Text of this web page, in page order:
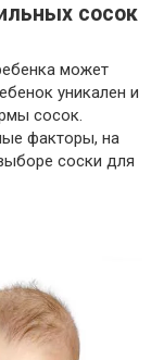
сосок
может
уникален и
сосок.
факторы, на
соски для